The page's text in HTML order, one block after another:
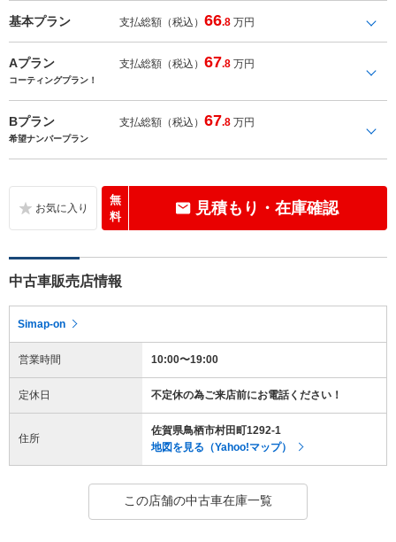
基本プラン 支払総額（税込）66.8 万円
Aプラン 支払総額（税込）67.8 万円
コーティングプラン！
Bプラン 支払総額（税込）67.8 万円
希望ナンバープラン
無
料
見積もり・在庫確認
中古車販売店情報
Simap-on
営業時間 10:00〜19:00
定休日 不定休の為ご来店前にお電話ください！
住所
佐賀県鳥栖市村田町1292-1
地図を見る（Yahoo!マップ）
この店舗の中古車在庫一覧